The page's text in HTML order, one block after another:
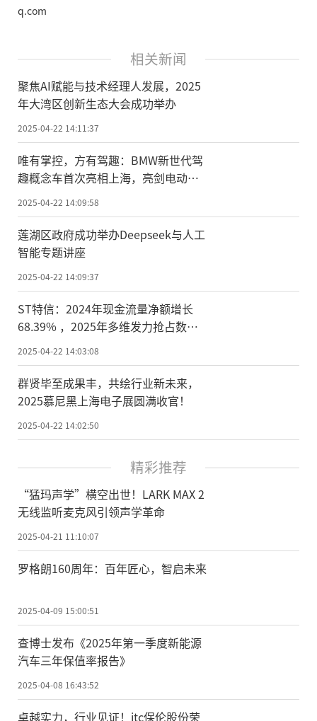
q.com
相关新闻
聚焦AI赋能与技术经理人发展，2025
年大湾区创新生态大会成功举办
2025-04-22 14:11:37
唯有掌控，方有驾趣：BMW新世代驾
趣概念车首次亮相上海，亮剑电动时
代巅峰掌控力
2025-04-22 14:09:58
莲湖区政府成功举办Deepseek与人工
智能专题讲座
2025-04-22 14:09:37
ST特信：2024年现金流量净额增长
68.39% ，2025年多维发力抢占数字
2025-04-22 14:03:08
群贤毕至成果丰，共绘行业新未来，
2025慕尼黑上海电子展圆满收官！
2025-04-22 14:02:50
精彩推荐
“猛玛声学”横空出世！LARK MAX 2
无线监听麦克风引领声学革命
2025-04-21 11:10:07
罗格朗160周年：百年匠心，智启未来
2025-04-09 15:00:51
查博士发布《2025年第一季度新能源
汽车三年保值率报告》
2025-04-08 16:43:52
卓越实力，行业见证！itc保伦股份荣